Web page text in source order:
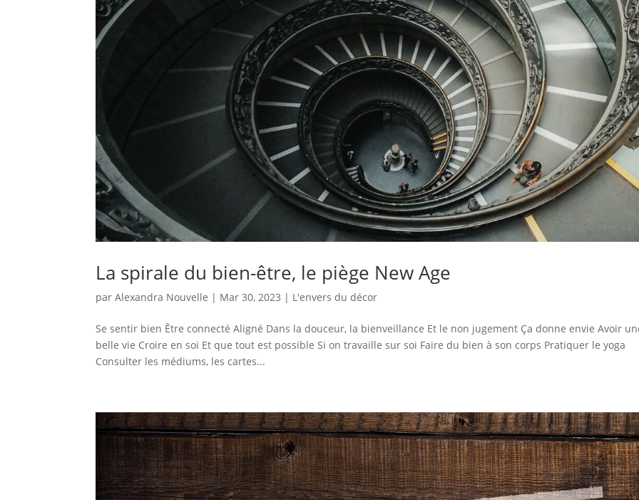
La spirale du bien-être, le piège New Age
parAlexandra Nouvelle | Mar 30, 2023 | L'envers du décor
Se sentir bien Être connecté Aligné Dans la douceur, la bienveillance Et le non jugement Ça donne envie Avoir
belle vie Croire en soi Et que tout est possible Si on travaille sur soi Faire du bien à son corps Pratiquer le yoga
Consulter les médiums, les cartes...